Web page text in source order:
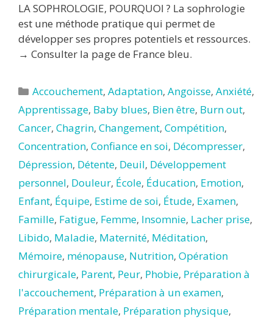
LA SOPHROLOGIE, POURQUOI ? La sophrologie
est une méthode pratique qui permet de
développer ses propres potentiels et ressources.
→ Consulter la page de France bleu.
Catégories
Accouchement,Adaptation,Angoisse,Anxiété,
Apprentissage, Baby blues, Bien être, Burn out,
Cancer, Chagrin, Changement, Compétition,
Concentration, Confiance en soi, Décompresser,
Dépression, Détente, Deuil, Développement
personnel, Douleur, École, Éducation, Emotion,
Enfant, Équipe, Estime de soi, Étude, Examen,
Famille, Fatigue, Femme, Insomnie, Lacher prise,
Libido, Maladie, Maternité, Méditation,
Mémoire, ménopause, Nutrition, Opération
chirurgicale, Parent, Peur, Phobie, Préparation à
l'accouchement, Préparation à un examen,
Préparation mentale, Préparation physique,